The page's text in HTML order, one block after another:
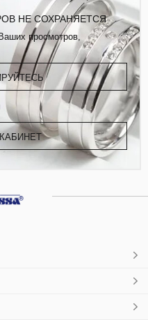
НЕ СОХРАНЯЕТСЯ
просмотров,